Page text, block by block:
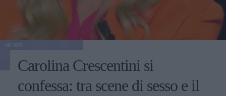
Carolina Crescentini si
confessa: tra scene di sesso e il